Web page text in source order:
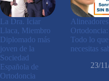
La Dra. Iciar
Llaca, Miembro
Diplomado más
joven de la
Sociedad
Española de
Ortodoncia
Ortodoncia:
Todo lo que
necesitas
23/